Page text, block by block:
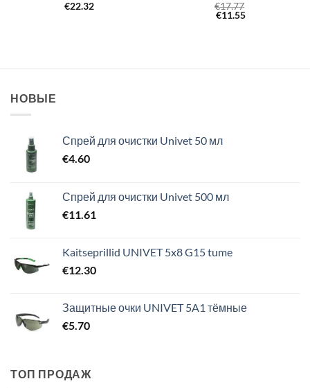
€22.32
€17.77
€11.55
НОВЫЕ
Спрей для очистки Univet 50 мл
€4.60
Спрей для очистки Univet 500 мл
€11.61
Kaitseprillid UNIVET 5x8 G15 tume
€12.30
Защитные очки UNIVET 5A1 тёмные
€5.70
ТОП ПРОДАЖ